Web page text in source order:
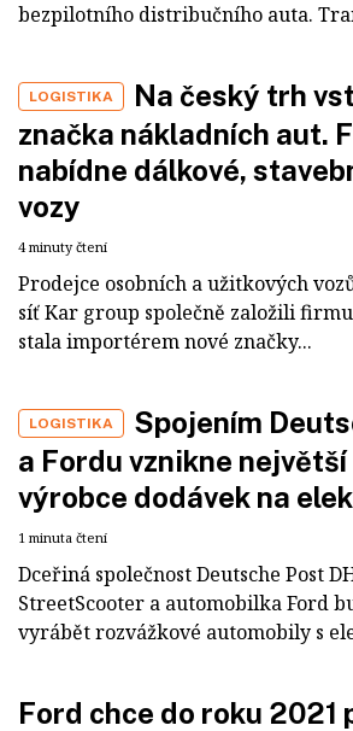
bezpilotního distribučního auta.
LOGISTIKA
Na český trh
značka nákladních aut.
nabídne dálkové,
vozy
4 minuty čtení
Prodejce osobních a užitkových
síť Kar group společně založili
stala importérem nové značky...
LOGISTIKA
Spojením
a Fordu vznikne
výrobce dodávek na
1 minuta čtení
Dceřiná společnost Deutsche Post
StreetScooter a automobilka Ford
vyrábět rozvážkové automobily s
Ford chce do roku 2021